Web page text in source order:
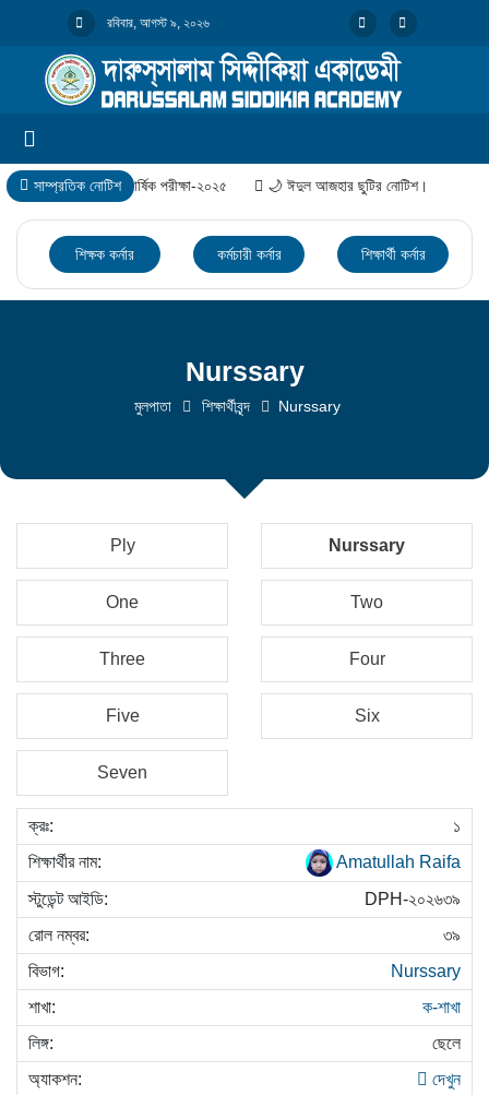
রবিবার, আগস্ট ৯, ২০২৬
সাম্প্রতিক নোটিশবার্ষিক পরীক্ষা-২০২৫ 🌙 ঈদুল আজহার ছুটির নোটিশ।
শিক্ষক কর্নার কর্মচারী কর্নার শিক্ষার্থী কর্নার
Nurssary
মুলপাতা শিক্ষার্থীবৃন্দ Nurssary
Ply Nurssary
One Two
Three Four
Five Six
Seven
১
Amatullah Raifa
DPH-২০২৬৩৯
৩৯
Nurssary
ক-শাখা
ছেলে
দেখুন